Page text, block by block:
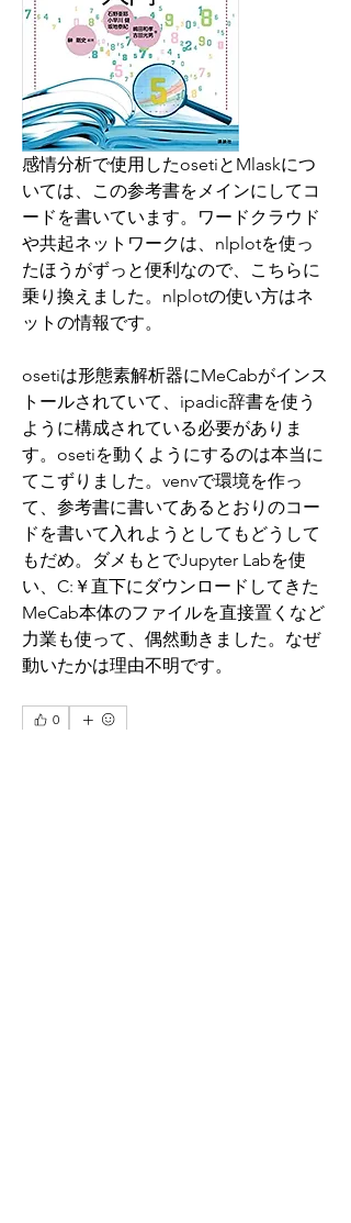
感情分析で使用したosetiとMlaskにつ
いては、この参考書をメインにしてコ
ードを書いています。ワードクラウド
や共起ネットワークは、nlplotを使っ
たほうがずっと便利なので、こちらに
乗り換えました。nlplotの使い方はネ
ットの情報です。
osetiは形態素解析器にMeCabがインス
トールされていて、ipadic辞書を使う
ように構成されている必要がありま
す。osetiを動くようにするのは本当に
てこずりました。venvで環境を作っ
て、参考書に書いてあるとおりのコー
ドを書いて入れようとしてもどうして
もだめ。ダメもとでJupyter Labを使
い、C:￥直下にダウンロードしてきた
MeCab本体のファイルを直接置くなど
力業も使って、偶然動きました。なぜ
動いたかは理由不明です。
0